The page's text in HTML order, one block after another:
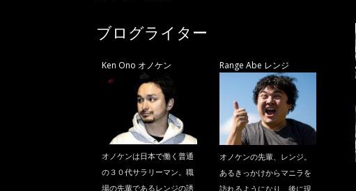
ブログライター
Ken Ono オノケン
オノケンは日本で働く普通
の３０代サラリーマン。職
場の先輩であるレンジの誘
Range Abe レンジ
オノケンの先輩、レンジ。
あるきっかけからマニラを